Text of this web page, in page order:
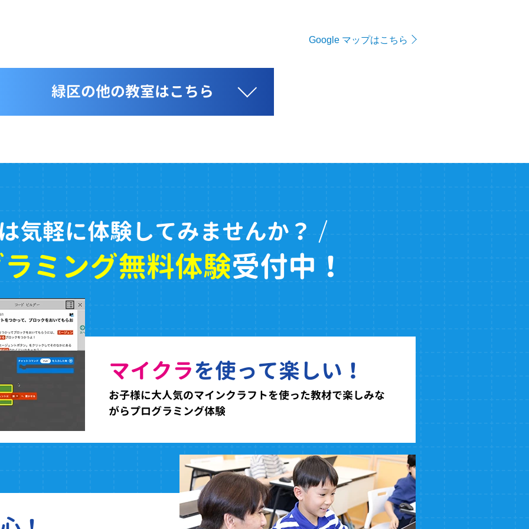
Google マップはこちら
緑区の他の教室はこちら
気軽に体験してみませんか？
ミング無料体験受付中！
マイクラを使って楽しい！
お子様に大人気のマインクラフトを使った教材で楽しみな
がらプログラミング体験